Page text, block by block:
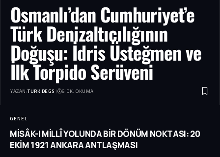
Osmanlı’dan Cumhuriyet’e
Türk Denizaltıcılığının
Doğuşu: İdris Üsteğmen ve
İlk Torpido Serüveni
YAZAN:TURK DEGS 6 DK. OKUMA
GENEL
MİSÂK-I MİLLÎ YOLUNDA BİR DÖNÜM NOKTASI: 20
EKİM 1921 ANKARA ANTLAŞMASI